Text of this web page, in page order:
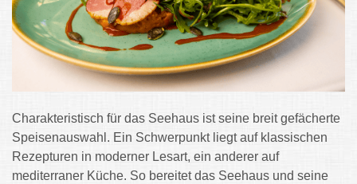
Charakteristisch für das Seehaus ist seine breit gefächerte
Speisenauswahl. Ein Schwerpunkt liegt auf klassischen
Rezepturen in moderner Lesart, ein anderer auf
mediterraner Küche. So bereitet das Seehaus und seine